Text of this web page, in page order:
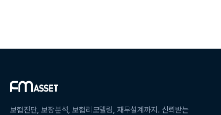
보험진단, 보장분석, 보험리모델링, 재무설계까지. 신뢰받는